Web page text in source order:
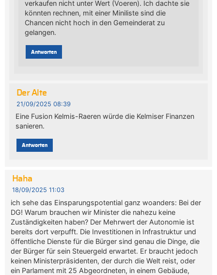
verkaufen nicht unter Wert (Voeren). Ich dachte sie
könnten rechnen, mit einer Miniliste sind die
Chancen nicht hoch in den Gemeinderat zu
gelangen.
Antworten
Der Alte
21/09/2025 08:39
Eine Fusion Kelmis-Raeren würde die Kelmiser Finanzen
sanieren.
Antworten
Haha
18/09/2025 11:03
ich sehe das Einsparungspotential ganz woanders: Bei der
DG! Warum brauchen wir Minister die nahezu keine
Zuständigkeiten haben? Der Mehrwert der Autonomie ist
bereits dort verpufft. Die Investitionen in Infrastruktur und
öffentliche Dienste für die Bürger sind genau die Dinge, die
der Bürger für sein Steuergeld erwartet. Er braucht jedoch
keinen Ministerpräsidenten, der durch die Welt reist, oder
ein Parlament mit 25 Abgeordneten, in einem Gebäude,